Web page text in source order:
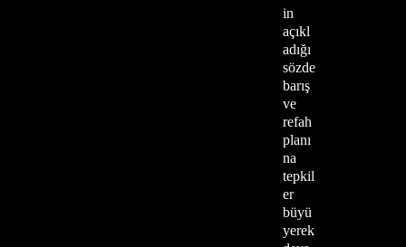
in
açıkl
adığı
sözde
barış
ve
refah
planı
na
tepkil
er
büyü
yerek